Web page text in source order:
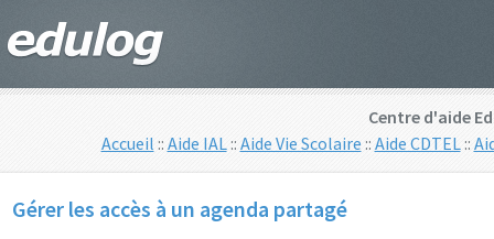
Centre d'aide
Accueil :: Aide IAL:: Aide Vie Scolaire :: Aide CDTEL::
Gérer les accès à un agenda partagé